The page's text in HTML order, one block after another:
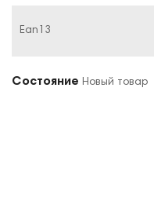
Ean13
Состояние Новый товар